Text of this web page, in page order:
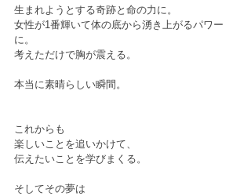
生まれようとする奇跡と命の力に。﻿
女性が1番輝いて体の底から湧き上がるパワー
に。﻿
考えただけで胸が震える。﻿
本当に素晴らしい瞬間。﻿
これからも﻿
楽しいことを追いかけて、﻿
伝えたいことを学びまくる。﻿
そしてその夢は﻿